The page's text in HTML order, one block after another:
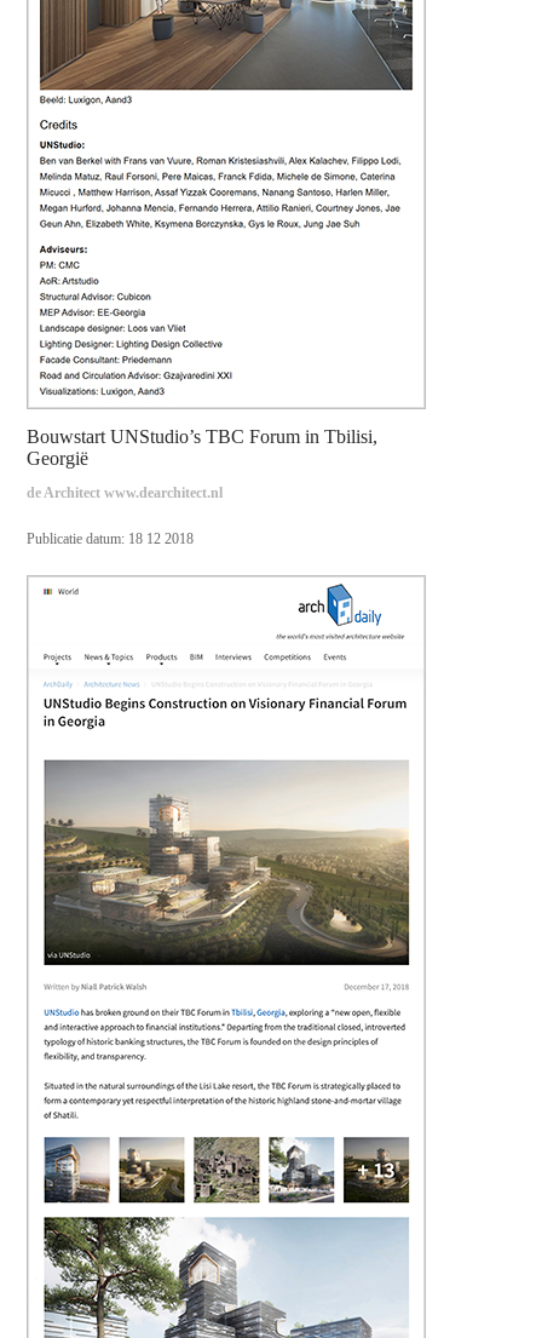
Bouwstart UNStudio’s TBC Forum in Tbilisi,
Georgië
de Architect www.dearchitect.nl
Publicatie datum: 18 12 2018